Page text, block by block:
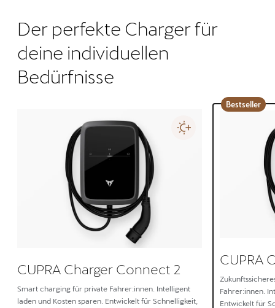
Der perfekte Charger für
deine individuellen
Bedürfnisse
CUPRA Charger Connect 2
Smart charging für private Fahrer:innen. Intelligent
laden und Kosten sparen. Entwickelt für Schnelligkeit,
Bestseller
CUPRA
Fahrer:innen.
Entwickelt für